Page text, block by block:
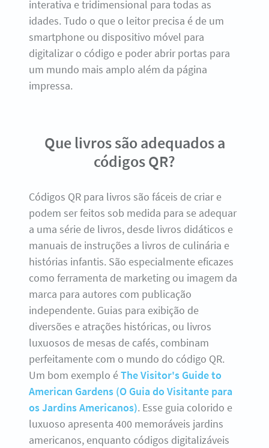
interativa e tridimensional para todas as
idades. Tudo o que o leitor precisa é de um
smartphone ou dispositivo móvel para
digitalizar o código e poder abrir portas para
um mundo mais amplo além da página
impressa.
Que livros são adequados a
códigos QR?
Códigos QR para livros são fáceis de criar e
podem ser feitos sob medida para se adequar
a uma série de livros, desde livros didáticos e
manuais de instruções a livros de culinária e
histórias infantis. São especialmente eficazes
como ferramenta de marketing ou imagem da
marca para autores com publicação
independente. Guias para exibição de
diversões e atrações históricas, ou livros
luxuosos de mesas de cafés, combinam
perfeitamente com o mundo do código QR.
Um bom exemplo éThe Visitor's Guide to
American Gardens (O Guia do Visitante para
os Jardins Americanos). Esse guia colorido e
luxuoso apresenta 400 memoráveis jardins
americanos, enquanto códigos digitalizáveis